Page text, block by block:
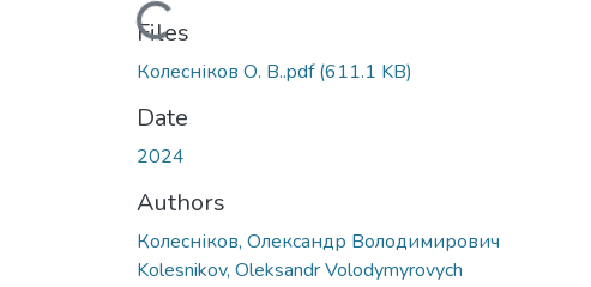
Loading...
Files
Колесніков О. В..pdf(611.1 KB)
Date
2024
Authors
Колесніков, Олександр Володимирович
Kolesnikov, Oleksandr Volodymyrovych